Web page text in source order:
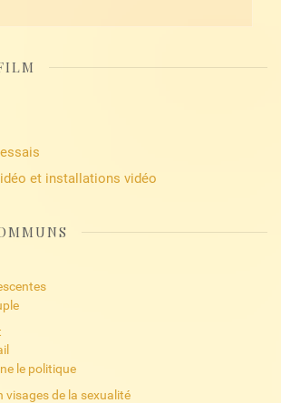
et installations vidéo
le politique
visages de la sexualité